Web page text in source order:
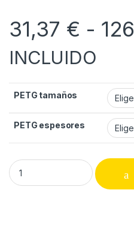
31,37 € -
INCLUIDO
PETG tamaños
PETG espesores
Planchas PETG pequeñas